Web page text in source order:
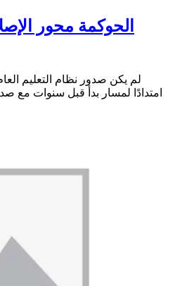
الحوكمة محور
لم يكن صدور نظام التعليم
امتدادًا لمسار بدأ قبل سنوات مع